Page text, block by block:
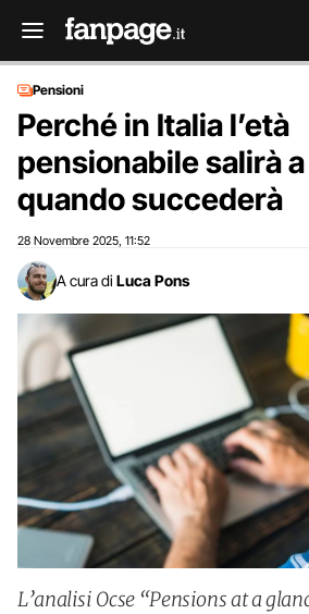
Pensioni
Perché in Italia l’età
pensionabile salirà
quando succederà
28 Novembre 2025 11:52
A cura di Luca Pons
L’analisi Ocse “Pensions at a